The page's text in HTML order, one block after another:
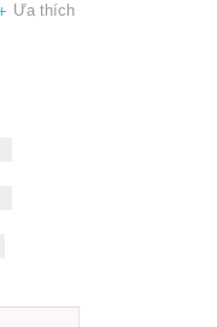
Ưa thích